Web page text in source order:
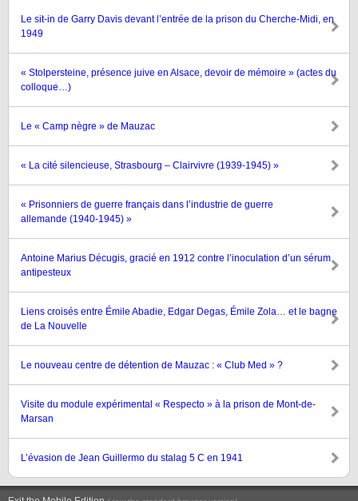
Le sit-in de Garry Davis devant l’entrée de la prison du Cherche-Midi, en
1949
« Stolpersteine, présence juive en Alsace, devoir de mémoire » (actes du
colloque…)
Le « Camp nègre » de Mauzac
« La cité silencieuse, Strasbourg – Clairvivre (1939-1945) »
« Prisonniers de guerre français dans l’industrie de guerre
allemande (1940-1945) »
Antoine Marius Décugis, gracié en 1912 contre l’inoculation d’un sérum
antipesteux
Liens croisés entre Émile Abadie, Edgar Degas, Émile Zola… et le bagne
de La Nouvelle
Le nouveau centre de détention de Mauzac : « Club Med » ?
Visite du module expérimental « Respecto » à la prison de Mont-de-
Marsan
L’évasion de Jean Guillermo du stalag 5 C en 1941